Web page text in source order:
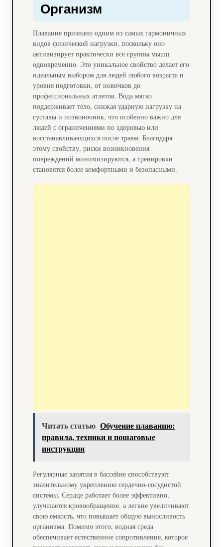
Организм
Плавание признано одним из самых гармоничных
видов физической нагрузки, поскольку оно
активизирует практически все группы мышц
одновременно. Это уникальное свойство делает его
идеальным выбором для людей любого возраста и
уровня подготовки, от новичков до
профессиональных атлетов. Вода мягко
поддерживает тело, снижая ударную нагрузку на
суставы и позвоночник, что особенно важно для
людей с ограничениями по здоровью или
восстанавливающихся после травм. Благодаря
этому свойству, риски возникновения
повреждений минимизируются, а тренировки
становятся более комфортными и безопасными.
Читать статью Обучение плаванию:
правила, техники и пошаговые
инструкции
Регулярные занятия в бассейне способствуют
значительному укреплению сердечно-сосудистой
системы. Сердце работает более эффективно,
улучшается кровообращение, а легкие увеличивают
свою емкость, что повышает общую выносливость
организма. Помимо этого, водная среда
обеспечивает естественное сопротивление, которое